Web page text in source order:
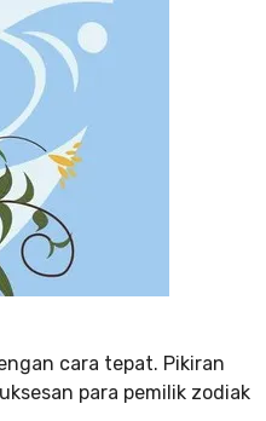
cara tepat. Pikiran
para pemilik zodiak